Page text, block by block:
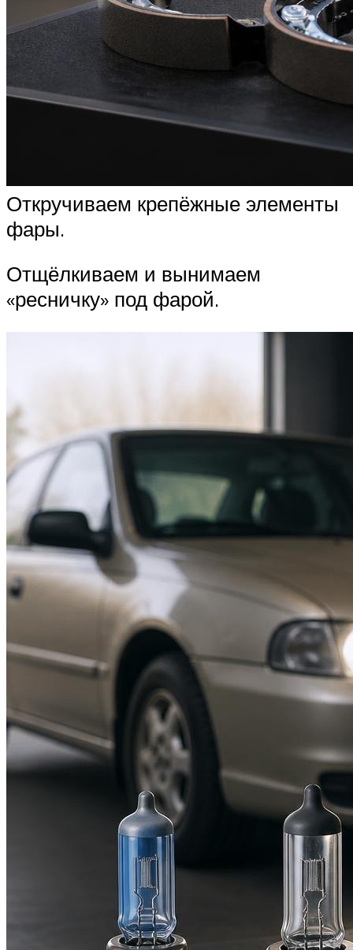
Откручиваем крепёжные элементы
фары.
Отщёлкиваем и вынимаем
«ресничку» под фарой.